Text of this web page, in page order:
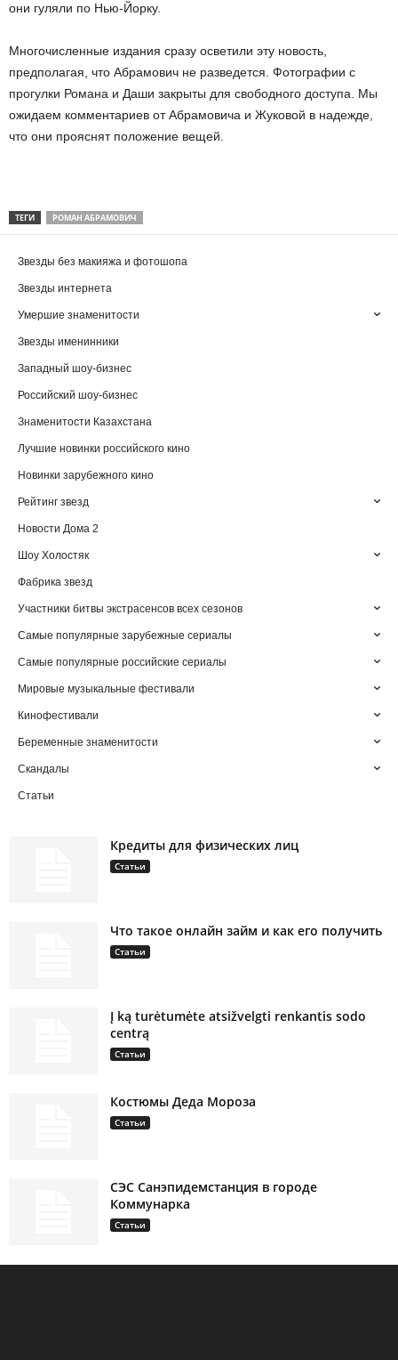
они гуляли по Нью-Йорку.
Многочисленные издания сразу осветили эту новость,
предполагая, что Абрамович не разведется. Фотографии с
прогулки Романа и Даши закрыты для свободного доступа. Мы
ожидаем комментариев от Абрамовича и Жуковой в надежде,
что они прояснят положение вещей.
ТЕГИ РОМАН АБРАМОВИЧ
Звезды без макияжа и фотошопа
Звезды интернета
Умершие знаменитости
Звезды именинники
Западный шоу-бизнес
Российский шоу-бизнес
Знаменитости Казахстана
Лучшие новинки российского кино
Новинки зарубежного кино
Рейтинг звезд
Новости Дома 2
Шоу Холостяк
Фабрика звезд
Участники битвы экстрасенсов всех сезонов
Самые популярные зарубежные сериалы
Самые популярные российские сериалы
Мировые музыкальные фестивали
Кинофестивали
Беременные знаменитости
Скандалы
Статьи
Кредиты для физических лиц
Статьи
Что такое онлайн займ и как его получить
Статьи
Į ką turėtumėte atsižvelgti renkantis sodo
centrą
Статьи
Костюмы Деда Мороза
Статьи
СЭС Санэпидемстанция в городе
Коммунарка
Статьи